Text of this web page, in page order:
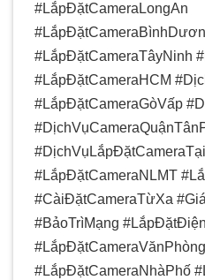
#LắpĐặtCameraLongAn
#LắpĐặtCameraTâyNinh
#LắpĐặtCameraHCM
#LắpĐặtCameraGòVấp
#LắpĐặtCameraNLMT
#CàiĐặtCameraTừXa
#BảoTrìMạng
#LắpĐặtCameraVănPhòng
#LắpĐặtCameraNhàPhố